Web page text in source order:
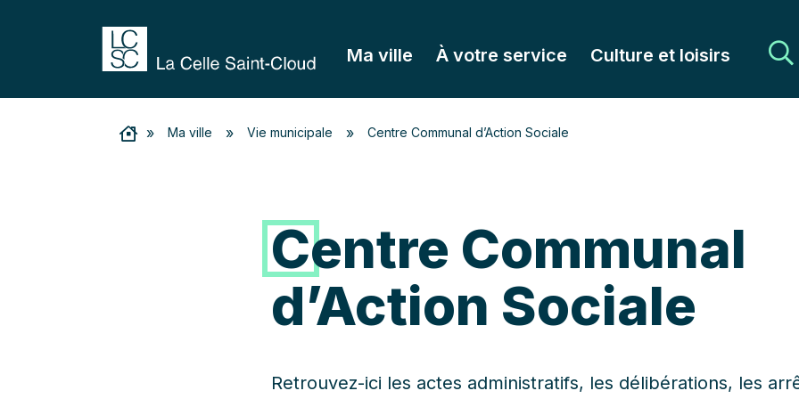
Ma ville À votre service Culture et loisirs
» Ma ville » Vie municipale » Centre Communal d’Action Sociale
Centre Communal
d’Action Sociale
Retrouvez-ici les actes administratifs, les délibérations, les